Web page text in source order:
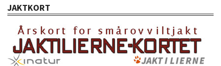
JAKTKORT